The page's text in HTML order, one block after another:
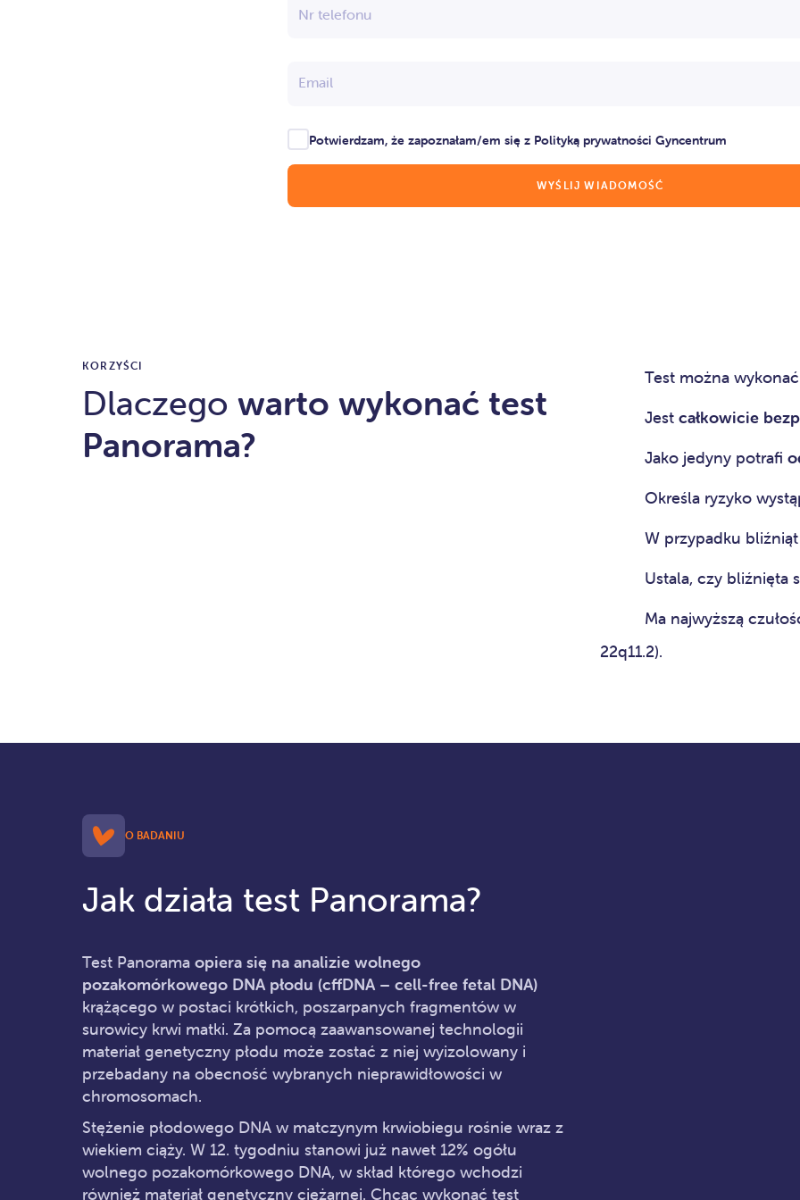
Nr telefonu
Email
Potwierdzam, że zapoznałam/em się z Polityką prywatności Gyncentrum
KORZYŚCI
Dlaczego warto wykonać test
Panorama?
Test można
Jest całkowicie
Jako jedyny potrafi
Określa ryzyko
W przypadku
Ustala, czy bliźnięta
Ma najwyższą
22q11.2).
O BADANIU
Jak działa test Panorama?
Test Panorama opiera się na analizie wolnego
pozakomórkowego DNA płodu (cffDNA – cell-free fetal DNA)
krążącego w postaci krótkich, poszarpanych fragmentów w
surowicy krwi matki. Za pomocą zaawansowanej technologii
materiał genetyczny płodu może zostać z niej wyizolowany i
przebadany na obecność wybranych nieprawidłowości w
chromosomach.
Stężenie płodowego DNA w matczynym krwiobiegu rośnie wraz z
wiekiem ciąży. W 12. tygodniu stanowi już nawet 12% ogółu
wolnego pozakomórkowego DNA, w skład którego wchodzi
również materiał genetyczny ciężarnej. Chcąc wykonać test